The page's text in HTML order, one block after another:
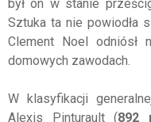
był on w stanie
Sztuka ta nie powiodła
Clement Noel odniósł
domowych zawodach.
W klasyfikacji
Alexis Pinturault (892